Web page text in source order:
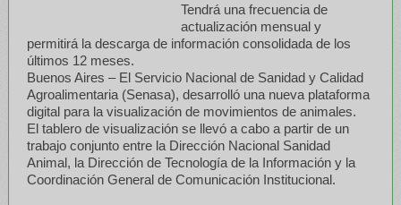
Tendrá una frecuencia de
actualización mensual y
permitirá la descarga de información consolidada de los
últimos 12 meses.
Buenos Aires – El Servicio Nacional de Sanidad y Calidad
Agroalimentaria (Senasa), desarrolló una nueva plataforma
digital para la visualización de movimientos de animales.
El tablero de visualización se llevó a cabo a partir de un
trabajo conjunto entre la Dirección Nacional Sanidad
Animal, la Dirección de Tecnología de la Información y la
Coordinación General de Comunicación Institucional.